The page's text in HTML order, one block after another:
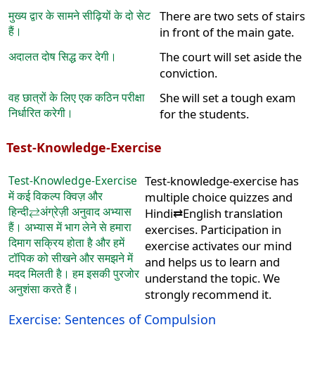
मुख्य द्वार के सामने सीढ़ियों के दो सेट
हैं।
There are two sets of stairs
in front of the main gate.
अदालत दोष सिद्ध कर देगी।
The court will set aside the
conviction.
वह छात्रों के लिए एक कठिन परीक्षा
निर्धारित करेगी।
She will set a tough exam
for the students.
Test-Knowledge-Exercise
Test-Knowledge-Exercise
में कई विकल्प क्विज़ और
हिन्दी⇄अंग्रेज़ी अनुवाद अभ्यास
हैं। अभ्यास में भाग लेने से हमारा
दिमाग सक्रिय होता है और हमें
टॉपिक को सीखने और समझने में
मदद मिलती है। हम इसकी पुरजोर
अनुशंसा करते हैं।
Test-knowledge-exercise has
multiple choice quizzes and
Hindi⇄English translation
exercises. Participation in
exercise activates our mind
and helps us to learn and
understand the topic. We
strongly recommend it.
Exercise: Sentences of Compulsion